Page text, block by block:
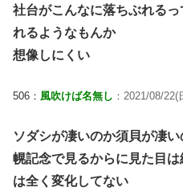
社台がこんなに落ちぶれる
れるようなもんか
想像しにくい
506： 風吹けば名無し ：2021/08/
ソダシが凄いのか須貝が凄
幌記念で見るからに見た目
は全く変化してない